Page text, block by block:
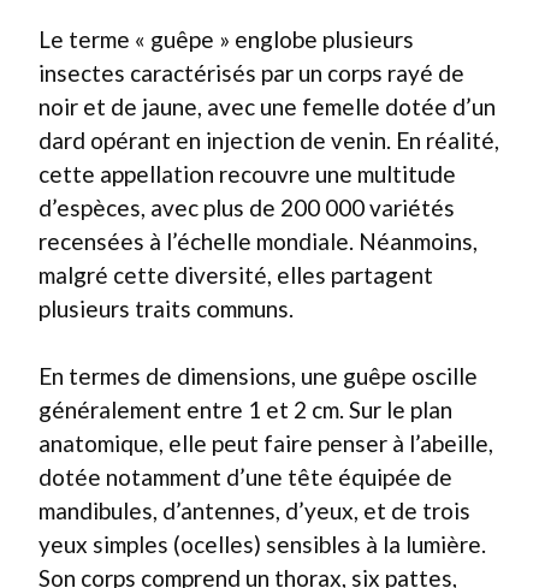
Le terme « guêpe » englobe plusieurs
insectes caractérisés par un corps rayé de
noir et de jaune, avec une femelle dotée d’un
dard opérant en injection de venin. En réalité,
cette appellation recouvre une multitude
d’espèces, avec plus de 200 000 variétés
recensées à l’échelle mondiale. Néanmoins,
malgré cette diversité, elles partagent
plusieurs traits communs.
En termes de dimensions, une guêpe oscille
généralement entre 1 et 2 cm. Sur le plan
anatomique, elle peut faire penser à l’abeille,
dotée notamment d’une tête équipée de
mandibules, d’antennes, d’yeux, et de trois
yeux simples (ocelles) sensibles à la lumière.
Son corps comprend un thorax, six pattes,